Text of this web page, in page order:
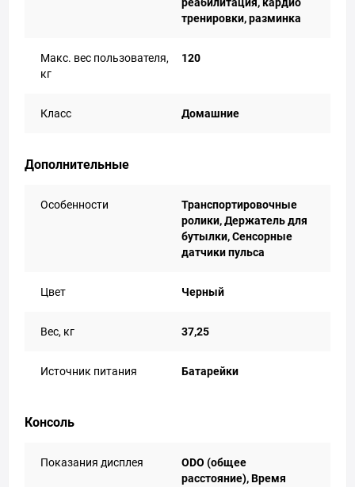
тренировки, разминка
Макс. вес пользователя,
кг
120
Класс Домашние
Дополнительные
Особенности
Транспортировочные
ролики, Держатель для
бутылки, Сенсорные
датчики пульса
Цвет Черный
Вес, кг 37,25
Источник питания Батарейки
Консоль
Показания дисплея
ODO (общее
расстояние), Время